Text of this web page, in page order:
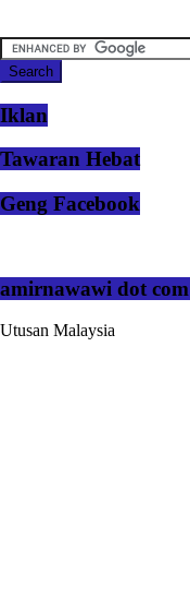
Iklan
Tawaran Hebat
Geng Facebook
amirnawawi dot
Utusan Malaysia